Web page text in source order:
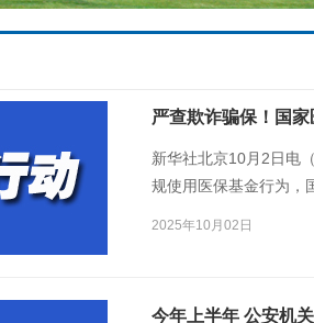
严查欺诈骗保！国
新华社北京10月2日电
规使用医保基金行为，
2025年10月02日
今年上半年 公安机